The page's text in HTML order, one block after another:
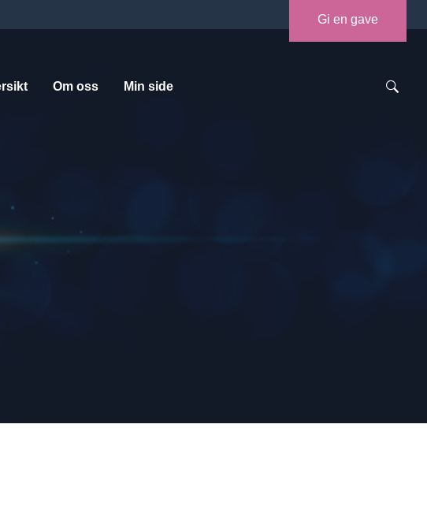
Gi en gave
Om oss Min side